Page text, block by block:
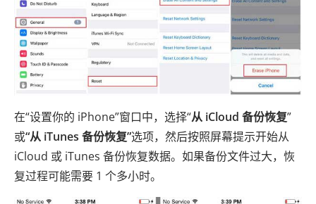
在“设置你的 iPhone”窗口中，选择“从 iCloud 备份恢复”
或“从 iTunes 备份恢复”选项，然后按照屏幕提示开始从
iCloud 或 iTunes 备份恢复数据。如果备份文件过大，恢
复过程可能需要 1 个多小时。